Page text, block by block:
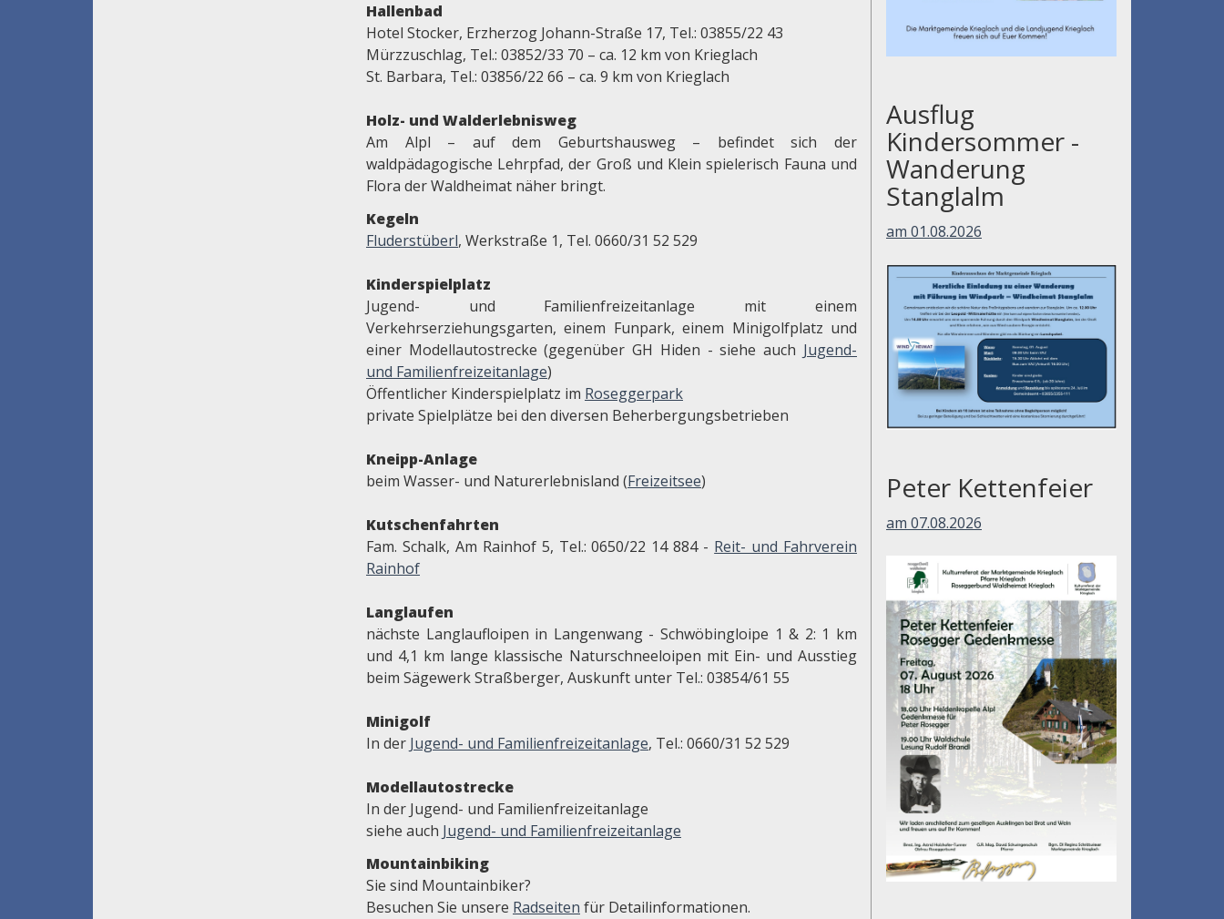
Hallenbad
Hotel Stocker, Erzherzog Johann-Straße 17, Tel.: 03855/22 43
Mürzzuschlag, Tel.: 03852/33 70 – ca. 12 km von Krieglach
St. Barbara, Tel.: 03856/22 66 – ca. 9 km von Krieglach
Holz- und Walderlebnisweg
Am Alpl – auf dem Geburtshausweg – befindet sich der
waldpädagogische Lehrpfad, der Groß und Klein spielerisch Fauna und
Flora der Waldheimat näher bringt.
Kegeln
Fluderstüberl, Werkstraße 1, Tel. 0660/31 52 529
Kinderspielplatz
Jugend- und Familienfreizeitanlage mit einem
Verkehrserziehungsgarten, einem Funpark, einem Minigolfplatz und
einer Modellautostrecke (gegenüber GH Hiden - siehe auch Jugend-
und Familienfreizeitanlage)
Öffentlicher Kinderspielplatz im Roseggerpark
private Spielplätze bei den diversen Beherbergungsbetrieben
Kneipp-Anlage
beim Wasser- und Naturerlebnisland (Freizeitsee)
Kutschenfahrten
Fam. Schalk, Am Rainhof 5, Tel.: 0650/22 14 884 - Reit- und Fahrverein
Rainhof
Langlaufen
nächste Langlaufloipen in Langenwang - Schwöbingloipe 1 & 2: 1 km
und 4,1 km lange klassische Naturschneeloipen mit Ein- und Ausstieg
beim Sägewerk Straßberger, Auskunft unter Tel.: 03854/61 55
Minigolf
In der Jugend- und Familienfreizeitanlage, Tel.: 0660/31 52 529
Modellautostrecke
In der Jugend- und Familienfreizeitanlage
siehe auch Jugend- und Familienfreizeitanlage
Mountainbiking
Sie sind Mountainbiker?
Besuchen Sie unsere Radseiten für Detailinformationen.
Ausflug
Kindersommer -
Wanderung
Stanglalm
am 01.08.2026
Peter Kettenfeier
am 07.08.2026